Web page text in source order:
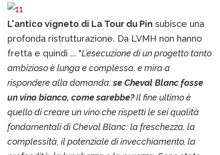
L'antico vigneto di La Tour du Pin subisce una
profonda ristrutturazione. Da LVMH non hanno
fretta e quindi ... "L’esecuzione di un progetto tanto
ambizioso è lunga e complessa, e mira a
rispondere alla domanda:se Cheval Blanc fosse
un vino bianco, come sarebbe?Il fine ultimo è
quello di creare un vino che rispetti le sei qualità
fondamentali di Cheval Blanc: la freschezza, la
complessità, il potenziale di invecchiamento, la